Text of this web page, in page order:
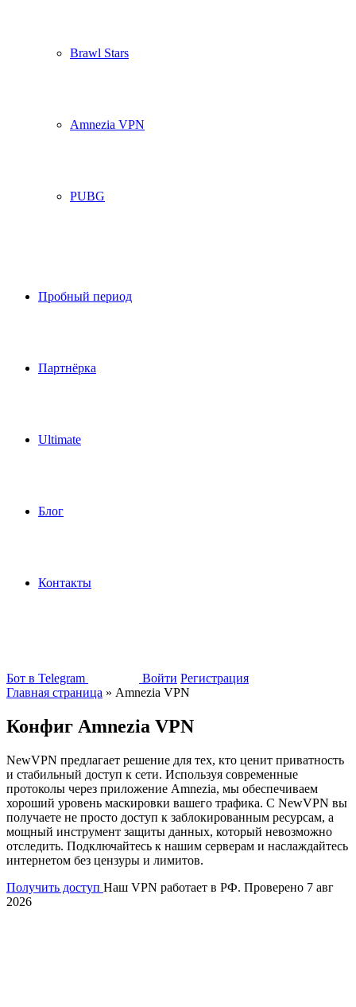
Brawl Stars
Amnezia VPN
PUBG
Пробный период
Партнёрка
Ultimate
Блог
Контакты
Бот в Telegram Войти Регистрация
Главная страница » Amnezia VPN
Конфиг Amnezia VPN
NewVPN предлагает решение для тех, кто ценит приватность
и стабильный доступ к сети. Используя современные
протоколы через приложение Amnezia, мы обеспечиваем
хороший уровень маскировки вашего трафика. С NewVPN вы
получаете не просто доступ к заблокированным ресурсам, а
мощный инструмент защиты данных, который невозможно
отследить. Подключайтесь к нашим серверам и наслаждайтесь
интернетом без цензуры и лимитов.
Получить доступ Наш VPN работает в РФ. Проверено 7 авг
2026